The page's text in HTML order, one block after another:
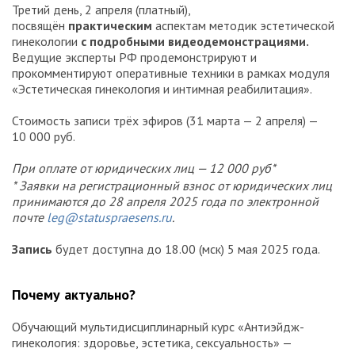
Третий день, 2 апреля (платный),
посвящён практическим аспектам методик эстетической
гинекологии с подробными видеодемонстрациями.
Ведущие эксперты РФ продемонстрируют и
прокомментируют оперативные техники в рамках модуля
«Эстетическая гинекология и интимная реабилитация».
Стоимость записи трёх эфиров (31 марта — 2 апреля) —
10 000 руб.
При оплате от юридических лиц — 12 000 руб*
* Заявки на регистрационный взнос от юридических лиц
принимаются до 28 апреля 2025 года по электронной
почте leg@statuspraesens.ru.
Запись будет доступна до 18.00 (мск) 5 мая 2025 года.
Почему актуально?
Обучающий мультидисциплинарный курс «Антиэйдж-
гинекология: здоровье, эстетика, сексуальность» —